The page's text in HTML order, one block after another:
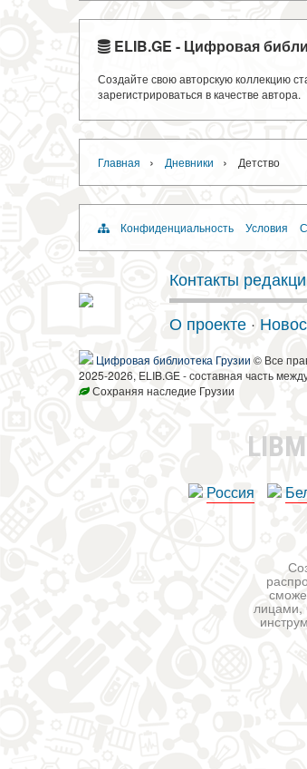
ELIB.GE - Цифровая
Создайте свою авторскую коллекцию
зарегистрироваться в качестве автора.
Главная › Дневники › Детство
Конфиденциальность Условия
Контакты
О проекте ·
Цифровая библиотека Грузии © Все
2025-2026, ELIB.GE - составная часть
Сохраняя наследие Грузии
Россия
лицами,